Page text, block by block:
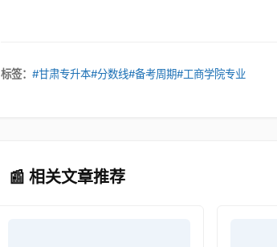
标签： #甘肃专升本#分数线#备考周期#工商学院专业
📰 相关文章推荐